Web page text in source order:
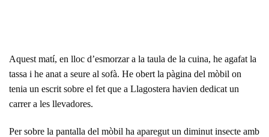
Aquest matí, en lloc d’esmorzar a la taula de la cuina, he agafat la
tassa i he anat a seure al sofà. He obert la pàgina del mòbil on
tenia un escrit sobre el fet que a Llagostera havien dedicat un
carrer a les llevadores.
Per sobre la pantalla del mòbil ha aparegut un diminut insecte amb